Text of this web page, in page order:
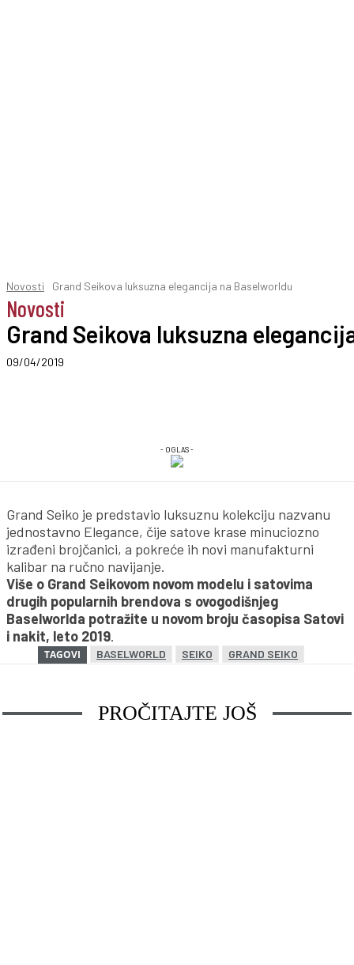
Novosti Grand Seikova luksuzna elegancija na Baselworldu
Novosti
Grand Seikova luksuzna
09/04/2019
- OGLAS -
Grand Seiko je predstavio luksuznu kolekciju nazvanu
jednostavno Elegance, čije satove krase minuciozno
izrađeni brojčanici, a pokreće ih novi manufakturni
kalibar na ručno navijanje.
Više o Grand Seikovom novom modelu i satovima
drugih popularnih brendova s ovogodišnjeg
Baselworlda potražite u novom broju časopisa Satovi
i nakit, leto 2019.
TAGOVI BASELWORLD SEIKO GRAND SEIKO
PROČITAJTE JOŠ